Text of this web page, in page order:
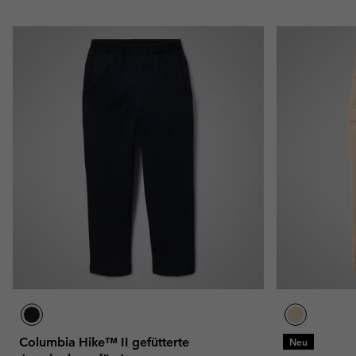
Columbia Hike™ II gefütterte
Neu